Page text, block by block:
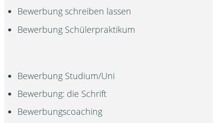
Bewerbung schreiben lassen
Bewerbung Schülerpraktikum
Bewerbung Studium/Uni
Bewerbung: die Schrift
Bewerbungscoaching